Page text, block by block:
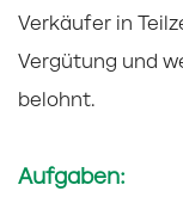
Verkäufer in
Vergütung und
belohnt.
Aufgaben: